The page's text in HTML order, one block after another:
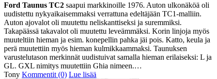
Ford Taunus TC2 saapui markkinoille 1976. Auton ulkonäköä oli
uudistettu nykyaikaisemmaksi verrattuna edeltäjään TC1-malliin.
Auton ajovalot oli muutettu neliskanttiseksi ja suremmiksi.
Takapäässä takavalot oli muutettu leveämmäksi. Korin linjoja myös
muuteltiin hieman ja esim. konepellin pahka jäi pois. Katto, keula ja
perä muutettiin myös hieman kulmikkaammaksi. Taunuksen
varustelutason merkinnät uudistuivat samalla hieman erilaiseksi: L ja
GL. GXL nimitys muutettiin Ghia nimeen.…
Tony Kommentit (0) Lue lisää